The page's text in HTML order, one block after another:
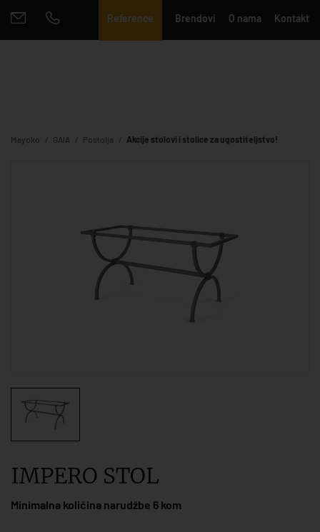
Reference Brendovi O nama Kontakt
Mayoko GAIA Postolja Akcije stolovi i stolice za ugostiteljstvo!
IMPERO STOL
Minimalna količina narudžbe 6 kom